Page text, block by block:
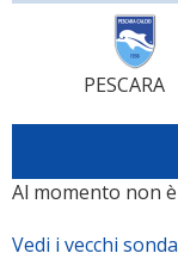
PESCARA
Al momento non
Vedi i vecchi